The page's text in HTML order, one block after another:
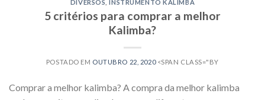
DIVERSOS ,INSTRUMENTO KALIMBA
5 critérios para comprar a melhor
Kalimba?
POSTADO EM OUTUBRO 22, 2020<SPAN CLASS="BY
Comprar a melhor kalimba? A compra da melhor kalimba